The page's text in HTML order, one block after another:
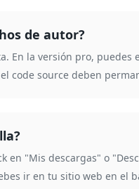
de autor?
En la versión pro,
code source deben
en "Mis descargas" o
ir en tu sitio web en el